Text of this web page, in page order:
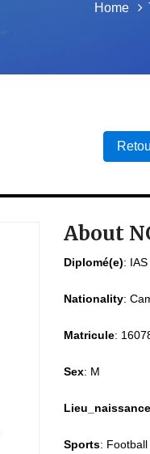
Home
About
Diplomé(e):
Nationality:
Matricule:
Sex: M
Lieu_naissance
Sports: Football